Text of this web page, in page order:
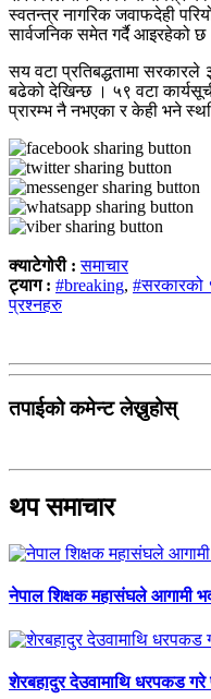
स्वतन्त्र नागरिक जवाफदेही
सार्वजनिक समेत गर्दै आइरहेको छ
सय वटा प्रतिबद्धतामा सरकारले
बढेको देखिन्छ । ५९ वटा
प्रारम्भ नै नभएका र केही भने
क्याटेगोरी :समाचार
ट्याग : #breaking, #सरकारको
प्रश्नहरु
तपाईको कमेन्ट लेख्नुहोस्
थप समाचार
नेपाल शिक्षक महासंघले आगामी
शेरबहादुर देउवामाथि धरपकड गरे